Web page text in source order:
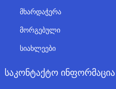
მხარდაჭერა
მორგებული
სიახლეები
Საკონტაქტო Ინფორმაცია